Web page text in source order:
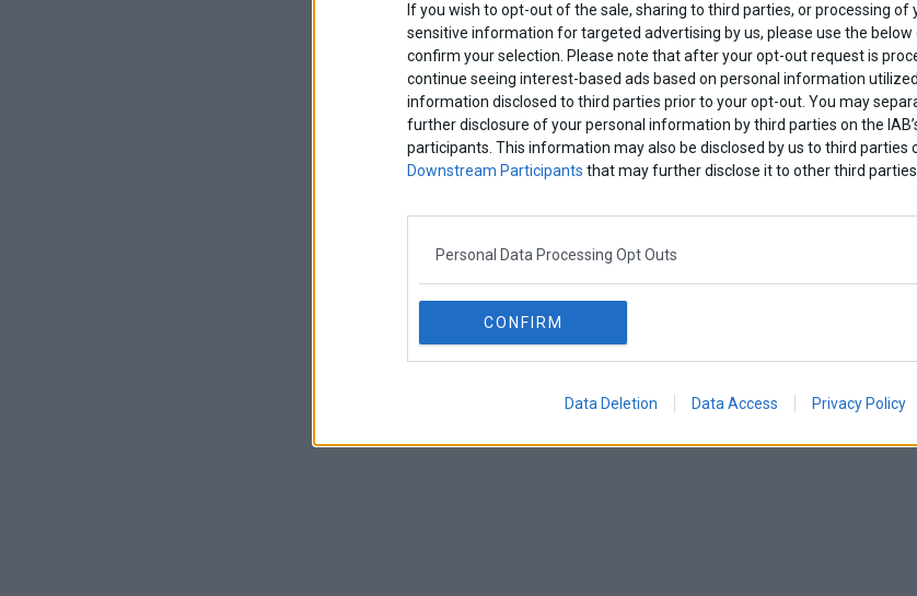
If you wish to opt-out of the sale, sharing to third parties, or processing of
sensitive information for targeted advertising by us, please use the
confirm your selection. Please note that after your opt-out request is
continue seeing interest-based ads based on personal information
information disclosed to third parties prior to your opt-out. You may
further disclosure of your personal information by third parties on the
participants. This information may also be disclosed by us to third parties
Downstream Participants that may further disclose it to other third parties.
Personal Data Processing Opt Outs
CONFIRM
Data Deletion Data Access Privacy Policy